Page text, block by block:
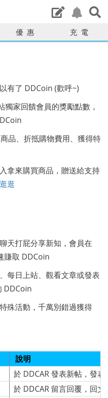
優惠 充電
有了 DDCoin (歡呼~)
獨家回饋會員的獎勵點數，
品、折抵購物費用、獲得特
拿來購買商品，贈送給支持
逛
天打屁分享新知，會員在
賺取 DDCoin
每日上站、觀看文章或發表
DDCoin
殊活動，千萬別錯過獲得
說明
於 DDCAR 發表新帖，發
於 DDCAR 留言回覆，回文